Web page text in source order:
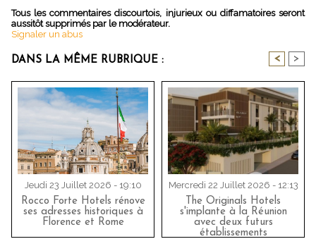
Tous les commentaires discourtois, injurieux ou diffamatoires seront
aussitôt supprimés par le modérateur.
Signaler un abus
DANS LA MÊME RUBRIQUE : < >
Jeudi 23 Juillet 2026 - 19:10
Rocco Forte Hotels rénove
ses adresses historiques à
Florence et Rome
Mercredi 22 Juillet 2026 - 12:13
The Originals Hotels
s'implante à la Réunion
avec deux futurs
établissements